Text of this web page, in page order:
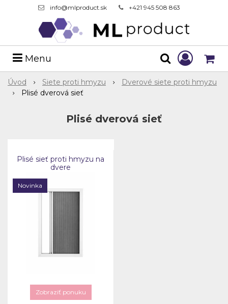
info@mlproduct.sk +421 945 508 863
Menu
Úvod Siete proti hmyzu
Dverové siete proti hmyzu
Plisé dverová sieť
Plisé dverová sieť
Plisé sieť proti hmyzu na
dvere
Novinka
Zobraziť ponuku